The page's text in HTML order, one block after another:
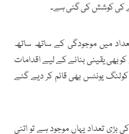
کی کوشش کی گئی ہے۔
میں موجودگی کے ساتھ ساتھ
بھی یقینی بنانے کے لیے اقدامات
کیے گئے ہیں جبکہ 400 کولنگ یونٹس بھی قائم کر دیے گئے
بڑی تعداد یہاں موجود ہے تو اتنی